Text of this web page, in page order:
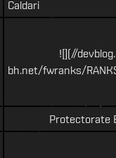
Caldari
![](//
bh.net/fwranks/
Protectorate